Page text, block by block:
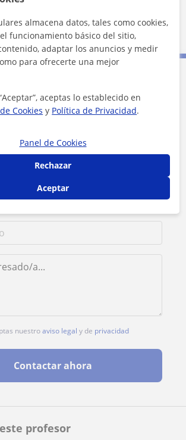
profesor
Ourense (Ciudad)
Viñas
Alejandro
nuestroaviso legal y de privacidad
Contactar ahora
almacena datos, tales como cookies,
funcionamiento básico del sitio,
adaptar los anuncios y medir
para ofrecerte una mejor
aceptas lo establecido en
Cookies y Política de Privacidad.
Panel de Cookies
Rechazar
Aceptar